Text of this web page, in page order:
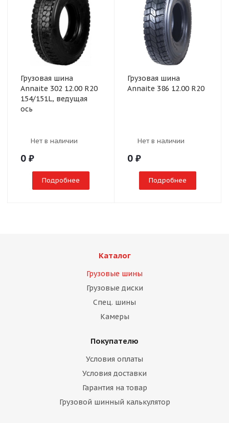
Грузовая шина
Annaite 302 12.00 R20
154/151L, ведущая
ось
Нет в наличии
0 ₽
Подробнее
Грузовая шина
Annaite 386 12.00 R20
Нет в наличии
0 ₽
Подробнее
Каталог
Грузовые шины
Грузовые диски
Спец. шины
Камеры
Покупателю
Условия оплаты
Условия доставки
Гарантия на товар
Грузовой шинный калькулятор